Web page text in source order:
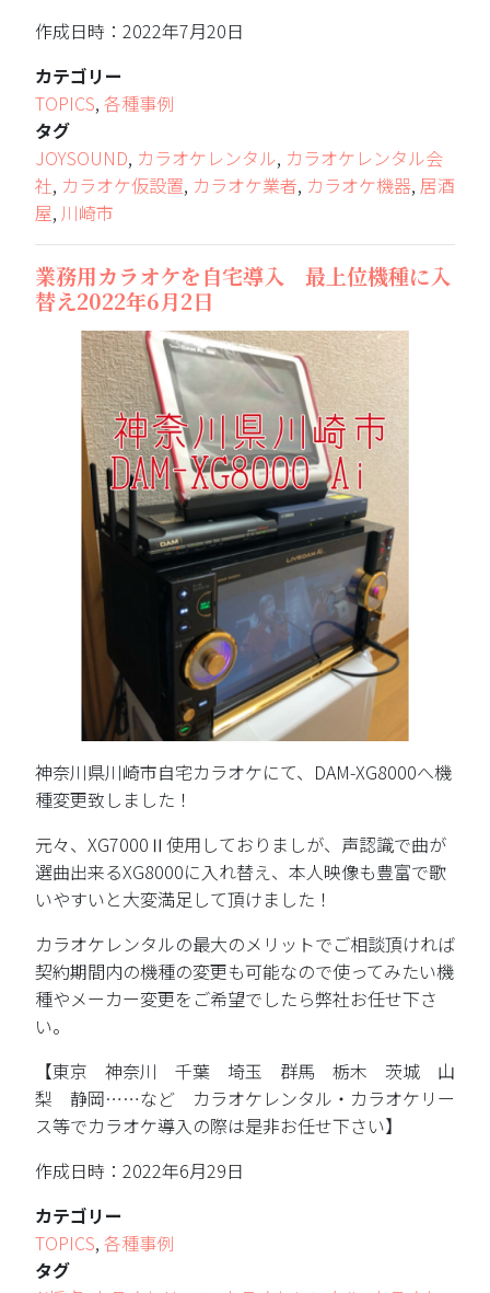
作成日時：2022年7月20日
カテゴリー
TOPICS, 各種事例
タグ
JOYSOUND, カラオケレンタル, カラオケレンタル会
社, カラオケ仮設置, カラオケ業者, カラオケ機器, 居酒
屋, 川崎市
業務用カラオケを自宅導入 最上位機種に入
替え2022年6月2日
神奈川県川崎市自宅カラオケにて、DAM-XG8000へ機
種変更致しました！
元々、XG7000Ⅱ使用しておりましが、声認識で曲が
選曲出来るXG8000に入れ替え、本人映像も豊富で歌
いやすいと大変満足して頂けました！
カラオケレンタルの最大のメリットでご相談頂ければ
契約期間内の機種の変更も可能なので使ってみたい機
種やメーカー変更をご希望でしたら弊社お任せ下さ
い。
【東京 神奈川 千葉 埼玉 群馬 栃木 茨城 山
梨 静岡……など カラオケレンタル・カラオケリー
ス等でカラオケ導入の際は是非お任せ下さい】
作成日時：2022年6月29日
カテゴリー
TOPICS, 各種事例
タグ